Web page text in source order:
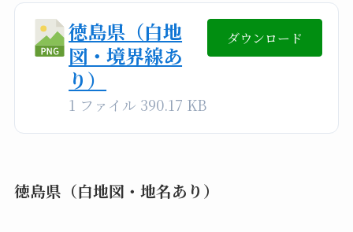
徳島県（白地
図・境界線あ
り）
1 ファイル 390.17 KB
ダウンロード
徳島県（白地図・地名あり）